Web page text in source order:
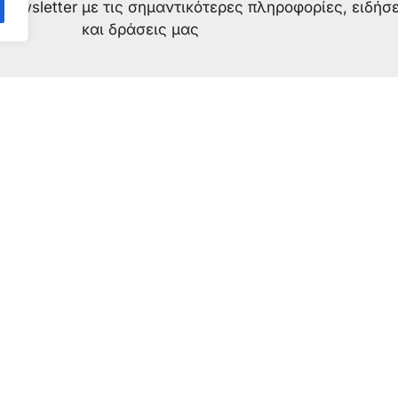
με τις σημαντικότερες πληροφορίες,
και δράσεις μας